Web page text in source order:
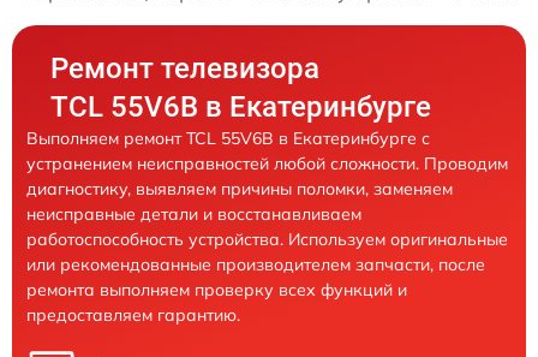
Ремонт телевизора
TCL 55V6B в Екатеринбурге
Выполняем ремонт TCL 55V6B в Екатеринбурге с
устранением неисправностей любой сложности. Проводим
диагностику, выявляем причины поломки, заменяем
неисправные детали и восстанавливаем
работоспособность устройства. Используем оригинальные
или рекомендованные производителем запчасти, после
ремонта выполняем проверку всех функций и
предоставляем гарантию.